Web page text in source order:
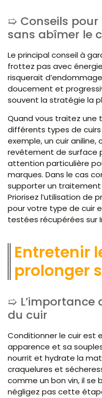
Conseils
sans abîmer le
Le principal conseil à
frottez pas avec
risquerait
doucement et
souvent la stratégie la
Quand vous traitez une
différents types de
exemple, un cuir aniline,
revêtement de surface
attention particulière
marques. Dans le cas
supporter un
Priorisez l’utilisation de
pour votre type de cuir
testées récupérées sur
Entretenir
prolonger
du cuir
Conditionner le cuir est
apparence et sa
nourrit et hydrate la
craquelures et
comme un bon vin, il se
négligez pas cette